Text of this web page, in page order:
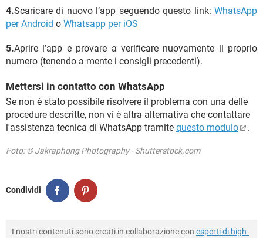
4.Scaricare di nuovo l’app seguendo questo link: WhatsApp
per Android o Whatsapp per iOS
5.Aprire l’app e provare a verificare nuovamente il proprio
numero (tenendo a mente i consigli precedenti).
Mettersi in contatto con WhatsApp
Se non è stato possibile risolvere il problema con una delle
procedure descritte, non vi è altra alternativa che contattare
l'assistenza tecnica di WhatsApp tramite questo modulo .
Foto: © Jakraphong Photography - Shutterstock.com
Condividi
I nostri contenuti sono creati in collaborazione con esperti di high-